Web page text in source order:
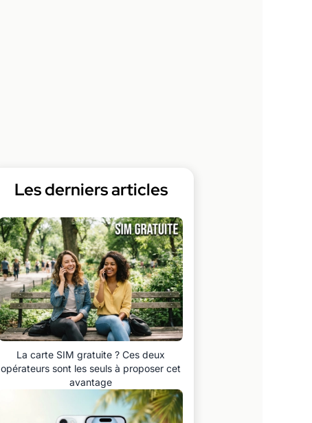
Les derniers articles
La carte SIM gratuite ? Ces deux
opérateurs sont les seuls à proposer cet
avantage